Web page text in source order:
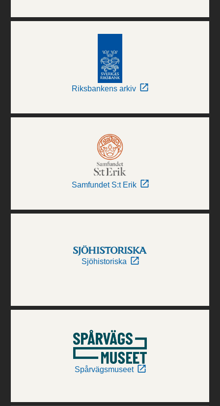
Riksbankens arkiv
Samfundet S:t Erik
Sjöhistoriska
Spårvägsmuseet